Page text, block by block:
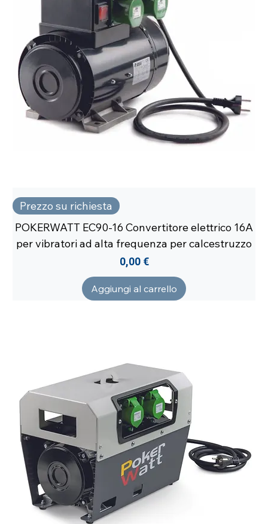
Prezzo su richiesta
POKERWATT EC90-16 Convertitore elettrico 16A
per vibratori ad alta frequenza per calcestruzzo
Prezzo
0,00 €
Aggiungi al carrello